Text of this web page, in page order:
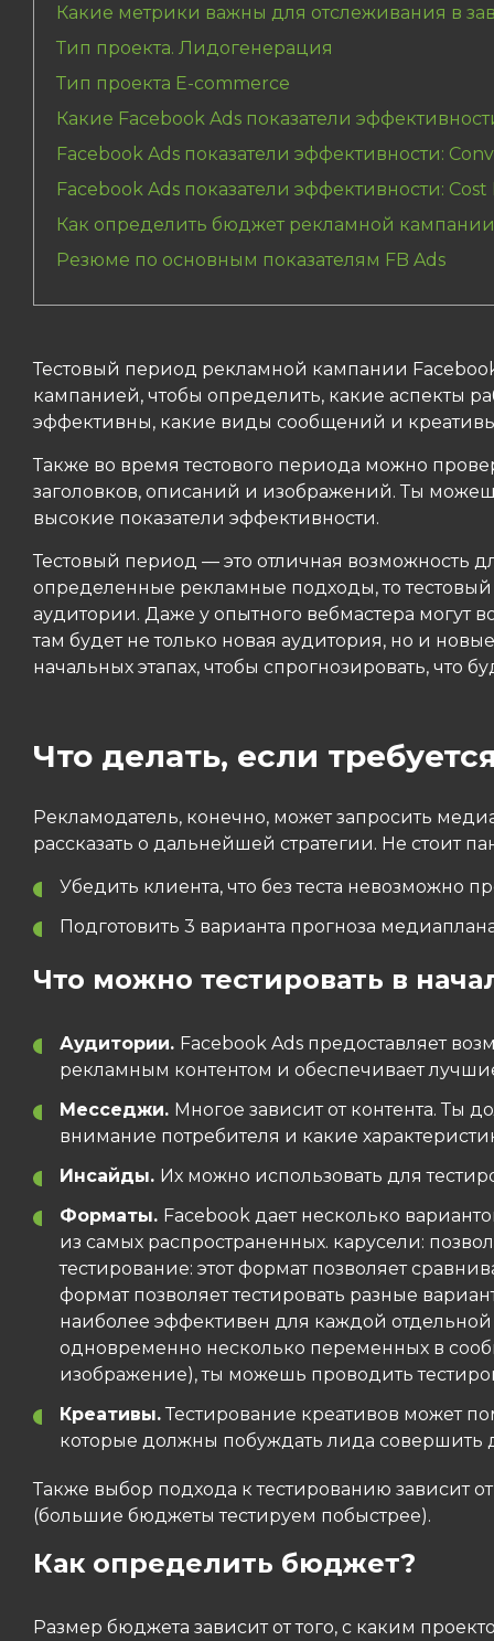
Какие метрики важны для отслеживания в
Тип проекта. Лидогенерация
Тип проекта E-commerce
Какие Facebook Ads показатели
Facebook Ads показатели эффективности:
Facebook Ads показатели эффективности:
Как определить бюджет рекламной кампании
Резюме по основным показателям FB Ads
Тестовый период рекламной кампании
кампанией, чтобы определить, какие аспекты
эффективны, какие виды сообщений и
Также во время тестового периода можно
заголовков, описаний и изображений. Ты
высокие показатели эффективности.
Тестовый период — это отличная возможность
определенные рекламные подходы, то
аудитории. Даже у опытного вебмастера могут
там будет не только новая аудитория, но и
начальных этапах, чтобы спрогнозировать, что
Что делать, если
Рекламодатель, конечно, может запросить
рассказать о дальнейшей стратегии. Не стоит
Убедить клиента, что без теста невозможно
Подготовить 3 варианта прогноза
Что можно тестировать в
Аудитории. Facebook Ads предоставляет
рекламным контентом и обеспечивает
Месседжи. Многое зависит от контента. Ты
внимание потребителя и какие
Инсайды. Их можно использовать для
Форматы. Facebook дает несколько
из самых распространенных. карусели:
тестирование: этот формат позволяет
формат позволяет тестировать разные
наиболее эффективен для каждой отдельной
одновременно несколько переменных в
изображение), ты можешь проводить
Креативы. Тестирование креативов может
которые должны побуждать лида совершить
Также выбор подхода к тестированию зависит
(большие бюджеты тестируем побыстрее).
Как определить бюджет?
Размер бюджета зависит от того, с каким